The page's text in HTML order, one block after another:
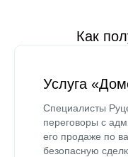
Как
Услуга
Специалисты
переговоры с
его продаже по
безопасную